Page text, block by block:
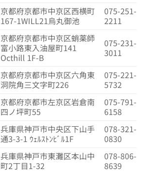
京都府京都市中京区西横町
167-1WILL21烏丸御池
075-251-
2211
京都府京都市中京区蛸薬師
富小路東入油屋町141
Octhill 1F-B
075-231-
3011
京都府京都市中京区六角東
洞院角三文字町226
075-221-
5732
京都府京都市左京区岩倉南
四ノ坪町55
075-791-
6158
兵庫県神戸市中央区下山手
通3-3-1 ｳｪﾙｽﾄﾝﾋﾞﾙ1F
078-321-
0830
兵庫県神戸市東灘区本山中
町2丁目1-32
078-806-
8639